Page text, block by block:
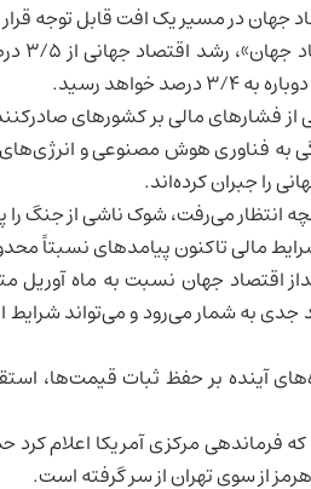
جهاندر مسیر یک افت قابل توجه
فشارهای مالی بر کشورهای
به فناوریهوش مصنوعیو انرژی‌های
را جبران کرده‌اند.
انتظار می‌رفت، شوک ناشی از
مالی تاکنون پیامدهای نسبتاً
اقتصاد جهان نسبت به ماه آوریل
به شمار می‌رود و می‌تواند شرایط
آینده بر حفظ ثبات قیمت‌ها،
فرماندهی مرکزی آمریکا اعلام
از سوی تهران از سر گرفته است.